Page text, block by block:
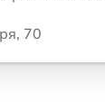
70